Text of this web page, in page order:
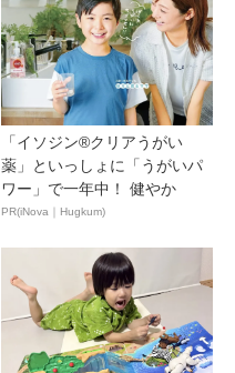
「イソジン®クリアうがい
薬」といっしょに「うがいパ
ワー」で一年中！ 健やか
PR(iNova｜Hugkum)